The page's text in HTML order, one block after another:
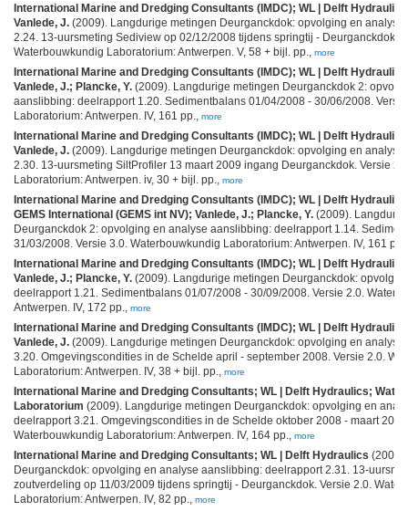
International Marine and Dredging Consultants (IMDC); WL | Delft
Vanlede, J. (2009). Langdurige metingen Deurganckdok: opvolging en
2.24. 13-uursmeting Sediview op 02/12/2008 tijdens springtij - Deurganckdok
Waterbouwkundig Laboratorium: Antwerpen. V, 58 + bijl. pp., more
International Marine and Dredging Consultants (IMDC); WL | Delft
Vanlede, J.; Plancke, Y. (2009). Langdurige metingen Deurganckdok 2:
aanslibbing: deelrapport 1.20. Sedimentbalans 01/04/2008 - 30/06/2008.
Laboratorium: Antwerpen. IV, 161 pp., more
International Marine and Dredging Consultants (IMDC); WL | Delft
Vanlede, J. (2009). Langdurige metingen Deurganckdok: opvolging en
2.30. 13-uursmeting SiltProfiler 13 maart 2009 ingang Deurganckdok. Versie
Laboratorium: Antwerpen. iv, 30 + bijl. pp., more
International Marine and Dredging Consultants (IMDC); WL | Delft
GEMS International (GEMS int NV); Vanlede, J.; Plancke, Y. (2009).
Deurganckdok 2: opvolging en analyse aanslibbing: deelrapport 1.14.
31/03/2008. Versie 3.0. Waterbouwkundig Laboratorium: Antwerpen. IV, 161
International Marine and Dredging Consultants (IMDC); WL | Delft
Vanlede, J.; Plancke, Y. (2009). Langdurige metingen Deurganckdok:
deelrapport 1.21. Sedimentbalans 01/07/2008 - 30/09/2008. Versie 2.0.
Antwerpen. IV, 172 pp., more
International Marine and Dredging Consultants (IMDC); WL | Delft
Vanlede, J. (2009). Langdurige metingen Deurganckdok: opvolging en
3.20. Omgevingscondities in de Schelde april - september 2008. Versie 2.0.
Laboratorium: Antwerpen. IV, 38 + bijl. pp., more
International Marine and Dredging Consultants; WL | Delft Hydraulics;
Laboratorium (2009). Langdurige metingen Deurganckdok: opvolging en
deelrapport 3.21. Omgevingscondities in de Schelde oktober 2008 - maart
Waterbouwkundig Laboratorium: Antwerpen. IV, 164 pp., more
International Marine and Dredging Consultants; WL | Delft Hydraulics
Deurganckdok: opvolging en analyse aanslibbing: deelrapport 2.31. 13-
zoutverdeling op 11/03/2009 tijdens springtij - Deurganckdok. Versie 2.0.
Laboratorium: Antwerpen. IV, 82 pp., more